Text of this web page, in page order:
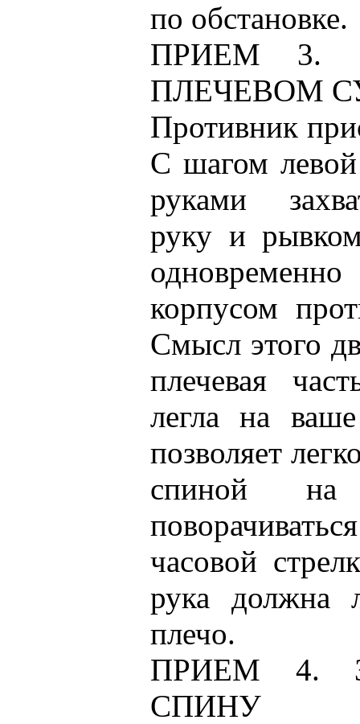
по обстановке.
ПРИЕМ 3.
ПЛЕЧЕВОМ
Противник
С шагом
руками
руку и
одновременно
корпусом
Смысл этого
плечевая
легла на
позволяет
спиной
часовой
рука должна
плечо.
ПРИЕМ 4.
СПИНУ